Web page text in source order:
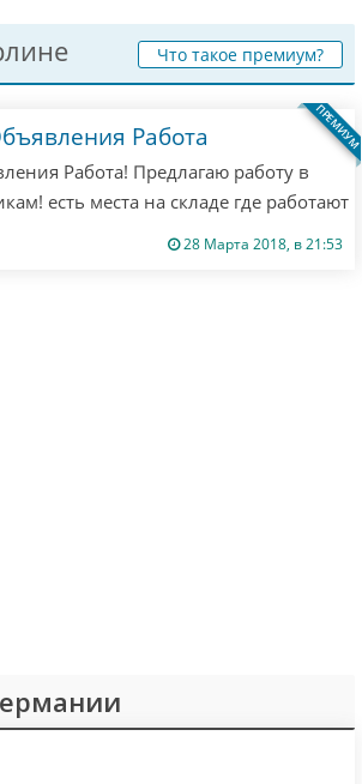
Что такое премиум?
ПРЕМИУМ
Работа
Работа! Предлагаю работу в
есть места на складе где работают
все расскажу! если не ответил
28 Марта 2018, в 21:53